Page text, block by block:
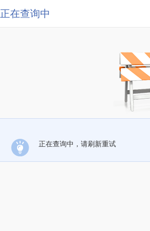
正在查询中
正在查询中，请刷新重试